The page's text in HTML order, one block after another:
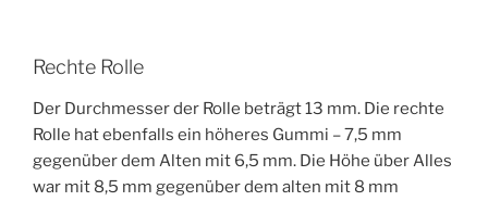
Rechte Rolle
Der Durchmesser der Rolle beträgt 13 mm. Die rechte
Rolle hat ebenfalls ein höheres Gummi – 7,5 mm
gegenüber dem Alten mit 6,5 mm. Die Höhe über Alles
war mit 8,5 mm gegenüber dem alten mit 8 mm